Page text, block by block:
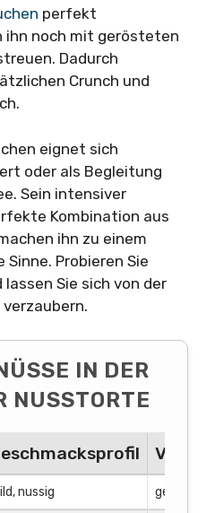
perfekt
ihn noch mit gerösteten
Dadurch
Crunch und
eignet sich
oder als Begleitung
Sein intensiver
Kombination aus
ihn zu einem
Probieren Sie
Sie sich von der
IN DER
NUSSTORTE
nussig